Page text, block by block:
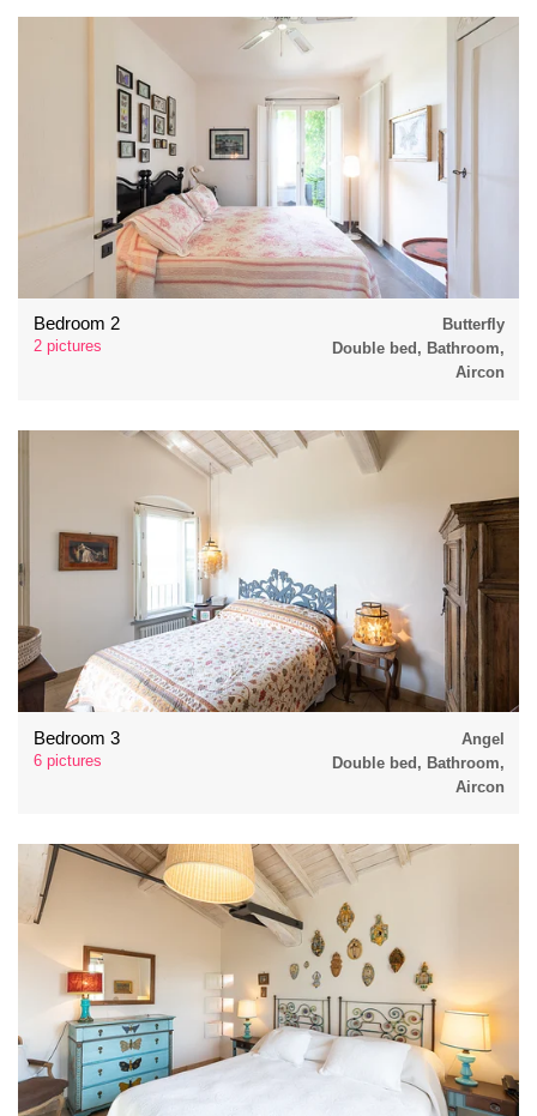
Bedroom 2
2 pictures
Butterfly
Double bed, Bathroom,
Aircon
Bedroom 3
6 pictures
Angel
Double bed, Bathroom,
Aircon